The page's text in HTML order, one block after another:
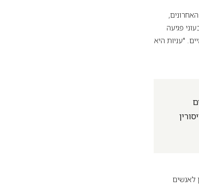
ראו בעוני פגיעה
"עניוּת היא
לאנשים